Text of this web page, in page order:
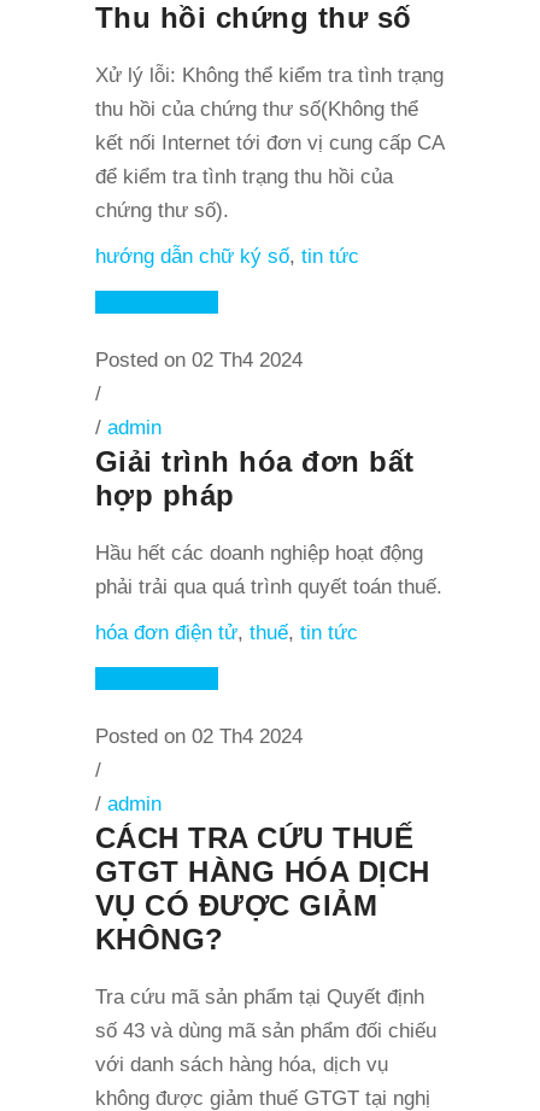
Thu hồi chứng thư số
Xử lý lỗi: Không thể kiểm tra tình trạng
thu hồi của chứng thư số(Không thể
kết nối Internet tới đơn vị cung cấp CA
để kiểm tra tình trạng thu hồi của
chứng thư số).
hướng dẫn chữ ký số, tin tức
Posted on 02 Th4 2024
/
/ admin
Giải trình hóa đơn bất
hợp pháp
Hầu hết các doanh nghiệp hoạt động
phải trải qua quá trình quyết toán thuế.
hóa đơn điện tử, thuế, tin tức
Posted on 02 Th4 2024
/
/ admin
CÁCH TRA CỨU THUẾ
GTGT HÀNG HÓA DỊCH
VỤ CÓ ĐƯỢC GIẢM
KHÔNG?
Tra cứu mã sản phẩm tại Quyết định
số 43 và dùng mã sản phẩm đối chiếu
với danh sách hàng hóa, dịch vụ
không được giảm thuế GTGT tại nghị